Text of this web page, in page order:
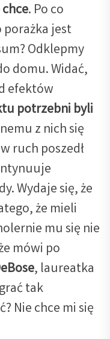
. Po co
jest
Odklepmy
domu. Widać,
efektów
potrzebni byli
z nich się
ruch poszedł
Wydaje się, że
że mieli
mu się nie
mówi po
, laureatka
tak
Nie chce mi się